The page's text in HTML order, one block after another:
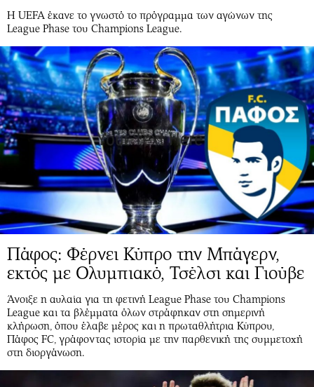
Η UEFA έκανε το γνωστό το πρόγραμμα των αγώνων της
League Phase του Champions League.
Πάφος: Φέρνει Κύπρο την Μπάγερν,
εκτός με Ολυμπιακό, Τσέλσι και Γιούβε
Άνοιξε η αυλαία για τη φετινή League Phase του Champions
League και τα βλέμματα όλων στράφηκαν στη σημερινή
κλήρωση, όπου έλαβε μέρος και η πρωταθλήτρια Κύπρου,
Πάφος FC, γράφοντας ιστορία με την παρθενική της συμμετοχή
στη διοργάνωση.